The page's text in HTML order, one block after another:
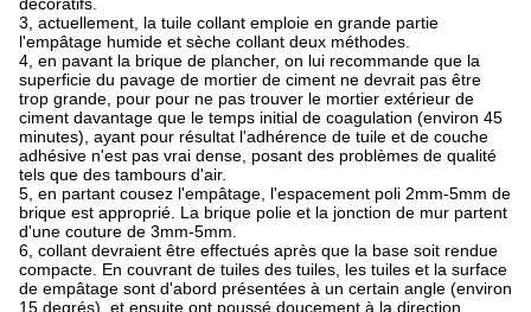
3, actuellement, la tuile collant emploie en grande partie
l'empâtage humide et sèche collant deux méthodes.
4, en pavant la brique de plancher, on lui recommande que la
superficie du pavage de mortier de ciment ne devrait pas être
trop grande, pour pour ne pas trouver le mortier extérieur de
ciment davantage que le temps initial de coagulation (environ 45
minutes), ayant pour résultat l'adhérence de tuile et de couche
adhésive n'est pas vrai dense, posant des problèmes de qualité
tels que des tambours d'air.
5, en partant cousez l'empâtage, l'espacement poli 2mm-5mm de
brique est approprié. La brique polie et la jonction de mur partent
d'une couture de 3mm-5mm.
6, collant devraient être effectués après que la base soit rendue
compacte. En couvrant de tuiles des tuiles, les tuiles et la surface
de empâtage sont d'abord présentées à un certain angle (environ
15 degrés), et ensuite ont poussé doucement à la direction